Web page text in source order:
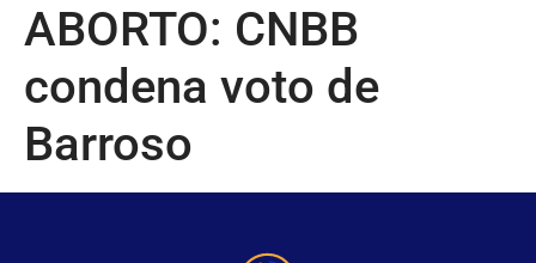
ABORTO: CNBB
condena voto de
Barroso